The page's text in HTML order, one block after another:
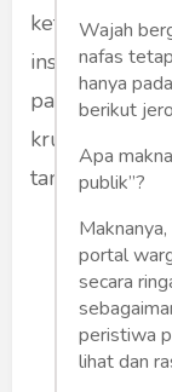
instabilitas
pasok dunia,
krusial agar
tanpa terlalu
Wajah
nafas
hanya
berikut
Apa
publik”?
portal
secara
peristiwa
lihat dan